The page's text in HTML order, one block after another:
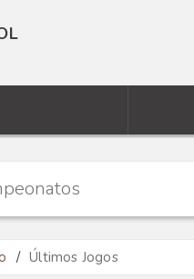
Últimos Jogos